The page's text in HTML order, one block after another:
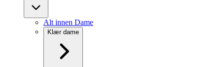
Alt innen Dame
Klær dame